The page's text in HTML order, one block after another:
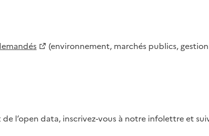
(environnement, marchés publics,
l’open data, inscrivez-vous à notre infolettre et